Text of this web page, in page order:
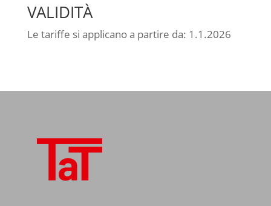
VALIDITÀ
Le tariffe si applicano a partire da: 1.1.2026